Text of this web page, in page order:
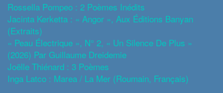
Rossella Pompeo : 2 Poèmes Inédits
Jacinta Kerketta : « Angor », Aux Éditions Banyan
(extraits)
« Peau Électrique », N° 2, « Un Silence De Plus »
(2026) Par Guillaume Dreidemie
Joëlle Thiénard : 3 Poèmes
Inga Latco : Marea / La Mer (roumain, Français)